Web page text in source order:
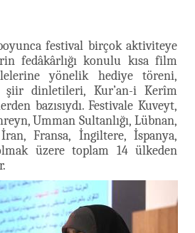
festival birçok aktiviteye
fedâkârlığı konulu kısa film
yönelik hediye töreni,
dinletileri, Kur’an-i Kerîm
bazısıydı. Festivale Kuveyt,
Umman Sultanlığı, Lübnan,
Fransa, İngiltere, İspanya,
üzere toplam 14 ülkeden